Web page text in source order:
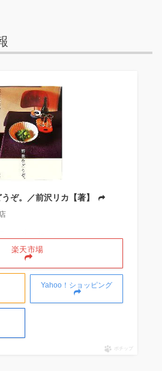
うぞ。／前沢リカ【著】
楽天市場
Yahoo！ショッピング
ポチップ